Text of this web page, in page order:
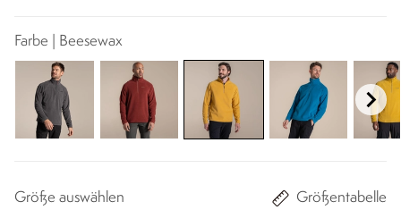
Farbe | Beesewax
Größe auswählen Größentabelle